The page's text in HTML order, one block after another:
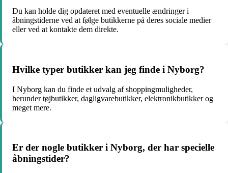
Du kan holde dig opdateret med eventuelle ændringer i
åbningstiderne ved at følge butikkerne på deres sociale medier
eller ved at kontakte dem direkte.
Hvilke typer butikker kan jeg finde i Nyborg?
I Nyborg kan du finde et udvalg af shoppingmuligheder,
herunder tøjbutikker, dagligvarebutikker, elektronikbutikker og
meget mere.
Er der nogle butikker i Nyborg, der har specielle
åbningstider?